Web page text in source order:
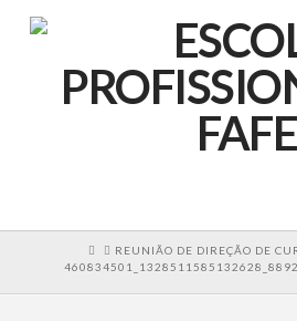
HOMEREUNIÃO DE DIREÇÃO DE